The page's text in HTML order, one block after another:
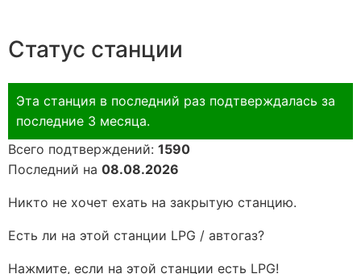
Статус станции
Эта станция в последний раз подтверждалась за
последние 3 месяца.
Всего подтверждений: 1590
Последний на 08.08.2026
Никто не хочет ехать на закрытую станцию.
Есть ли на этой станции LPG / автогаз?
Нажмите, если на этой станции есть LPG!